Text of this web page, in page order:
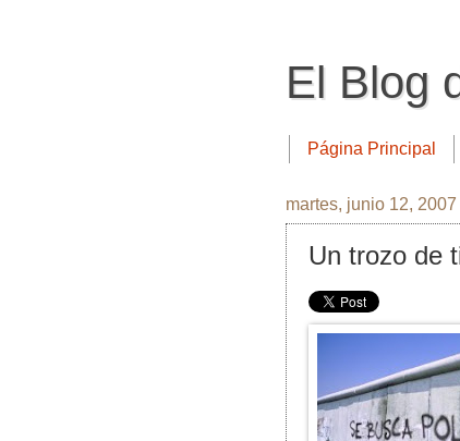
El Blog
Página Principal
martes, junio 12, 2007
Un trozo de